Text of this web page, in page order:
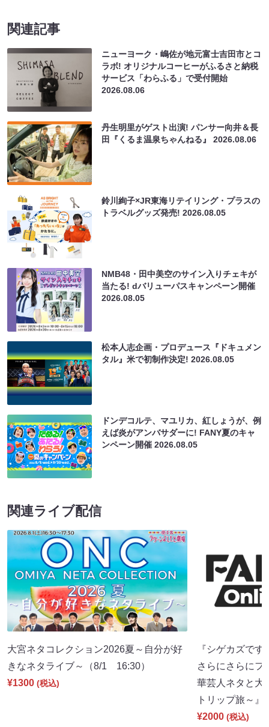
関連記事
ニューヨーク・嶋佐が地元富士吉田市とコ
ラボ! オリジナルコーヒーがふるさと納税
サービス「わらふる」で受付開始
2026.08.06
丹生明里がゲスト出演! パンサー向井＆長
田『くるま温泉ちゃんねる』2026.08.06
鈴川絢子×JR東海リテイリング・プラスの
トラベルグッズ発売!2026.08.05
NMB48・田中美空のサイン入りチェキが
当たる! dバリューパスキャンペーン開催
2026.08.05
松本人志企画・プロデュース『ドキュメン
タル』米で初制作決定!2026.08.05
ドンデコルテ、マユリカ、紅しょうが、例
えば炎がアンバサダーに! FANY夏のキャ
ンペーン開催2026.08.05
関連ライブ配信
大宮ネタコレクション2026夏～自分が好
きなネタライブ～（8/1 16:30）
¥1300 (税込)
『シゲカズで
さらにさらにフ
華芸人ネタと大
トリップ旅～
¥2000 (税込)